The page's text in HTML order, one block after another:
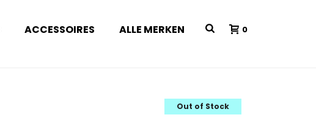
ACCESSOIRES ALLE MERKEN 0
Out of Stock